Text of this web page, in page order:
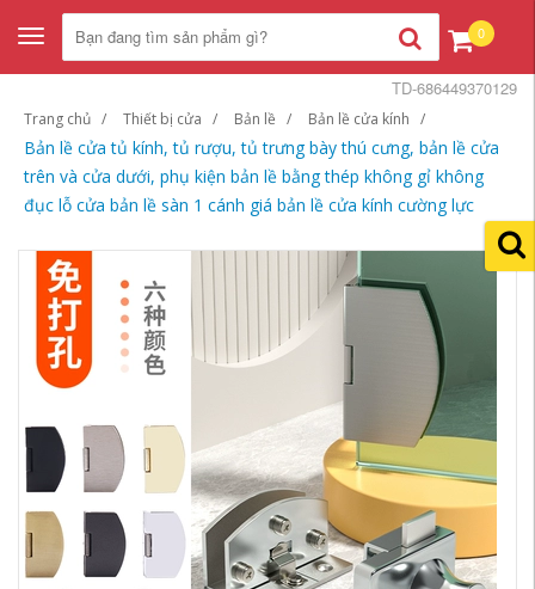
Toggle
navigation
0
Trang chủ Thiết bị cửa Bản lề Bản lề cửa kính
Bản lề cửa tủ kính, tủ rượu, tủ trưng bày thú cưng, bản lề cửa
trên và cửa dưới, phụ kiện bản lề bằng thép không gỉ không
đục lỗ cửa bản lề sàn 1 cánh giá bản lề cửa kính cường lực
TD-686449370129